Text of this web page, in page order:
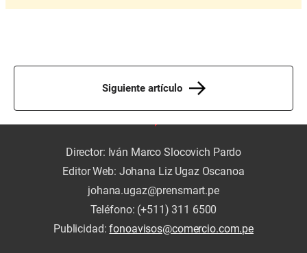
Siguiente artículo
Director: Iván Marco Slocovich Pardo
Editor Web: Johana Liz Ugaz Oscanoa
johana.ugaz@prensmart.pe
Teléfono: (+511) 311 6500
Publicidad:fonoavisos@comercio.com.pe